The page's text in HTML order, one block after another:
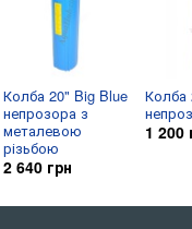
Колба 20" Big Blue
непрозора з
металевою
різьбою
2 640 грн
Колба
1 200